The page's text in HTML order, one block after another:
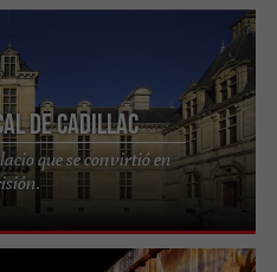
de Cadillac
que se convirtió en